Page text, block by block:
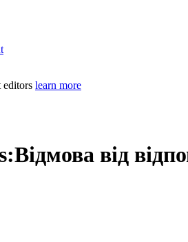
editors learn more
від